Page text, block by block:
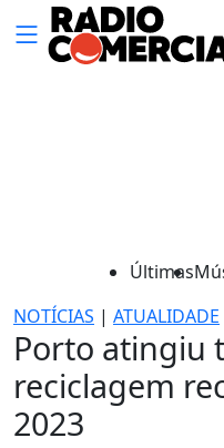
Últimas
NOTÍCIAS | ATUALIDADE
Porto atingiu
reciclagem
2023